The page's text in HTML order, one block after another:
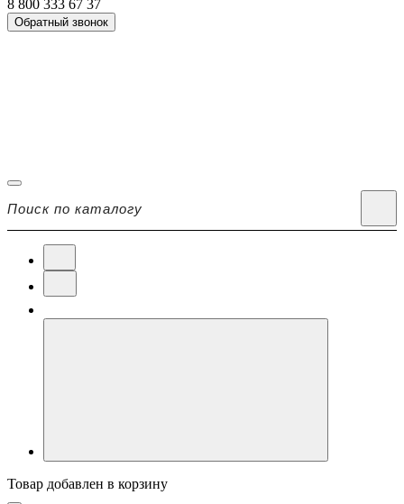
8 800 333 67 37
Обратный звонок
Товар добавлен в корзину